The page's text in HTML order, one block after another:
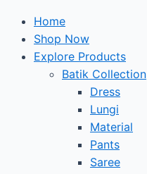
Home
Shop Now
Explore Products
Batik Collection
Dress
Lungi
Material
Pants
Saree